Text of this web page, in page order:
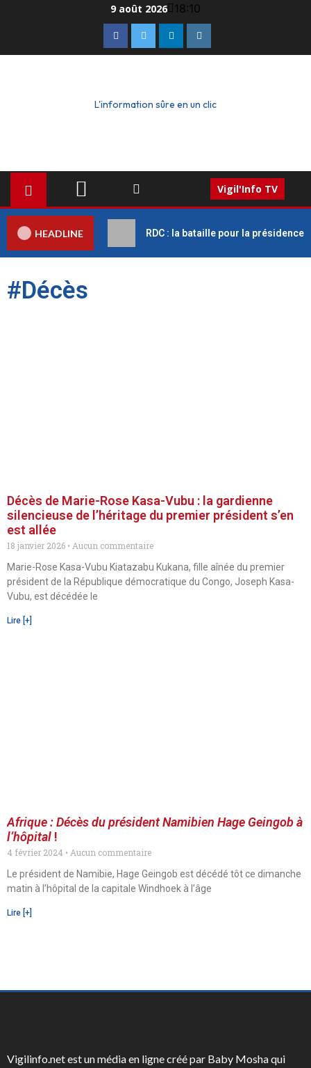
9 août 2026 18:10
L'information sûre en un clic
Vigil'Info TV
HEADLINE RDC : la bataille pour la présidence
#Décès
Décès de Marie-Rose Kasa-Vubu : la gardienne
silencieuse de l’héritage du premier président s’en
est allée
18 janvier 2026
Aucun commentaire
Marie-Rose Kasa-Vubu Kiatazabu Kukana, fille aînée du premier
président de la République démocratique du Congo, Joseph Kasa-
Vubu, est décédée le
Lire [+]
Afrique : Décès du président Namibien Hage Geingob à
l’hôpital !
4 février 2024
Aucun commentaire
Le président de Namibie, Hage Geingob est décédé tôt ce dimanche
matin à l’hôpital de la capitale Windhoek à l’âge
Lire [+]
Vigilinfo.net est un média en ligne créé par Baby Mosha qui